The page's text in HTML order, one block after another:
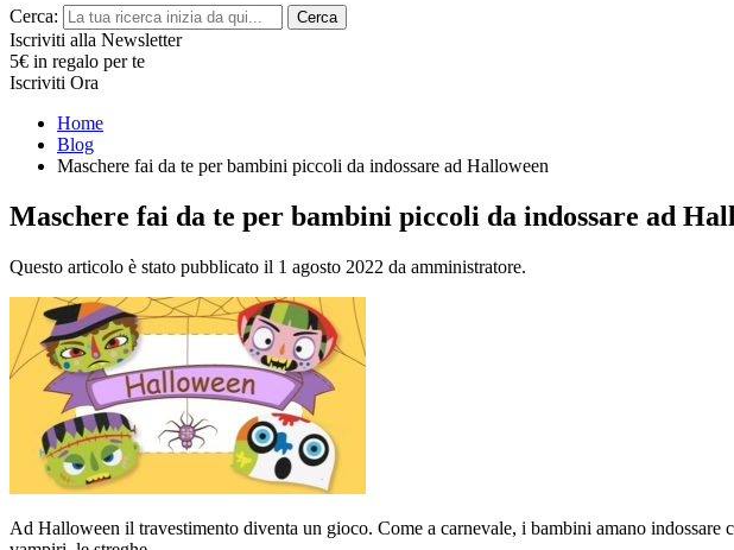
Cerca: Cerca
Iscriviti alla Newsletter
5€ in regalo per te
Iscriviti Ora
Home
Blog
Maschere fai da te per bambini piccoli da indossare ad Halloween
Maschere fai da te per bambini piccoli da indossare ad
Questo articolo è stato pubblicato il 1 agosto 2022 da amministratore.
Ad Halloween il travestimento diventa un gioco. Come a carnevale, i bambini amano indossare